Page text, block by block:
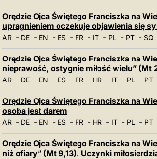
Orędzie Ojca Świętego Franciszka na
upragnieniem oczekuje objawienia się
AR- DE- EN - ES- FR- IT- PL- PT- SQ
Orędzie Ojca Świętego Franciszka na
nieprawość, ostygnie miłość wielu” (Mt
AR- DE- EN - ES- FR- HR- IT- PL- PT
Orędzie Ojca Świętego Franciszka na
osoba jest darem
AR- DE- EN - ES- FR- HR- IT- PL- PT
Orędzie Ojca Świętego Franciszka na
niż ofiary” (Mt 9,13). Uczynki